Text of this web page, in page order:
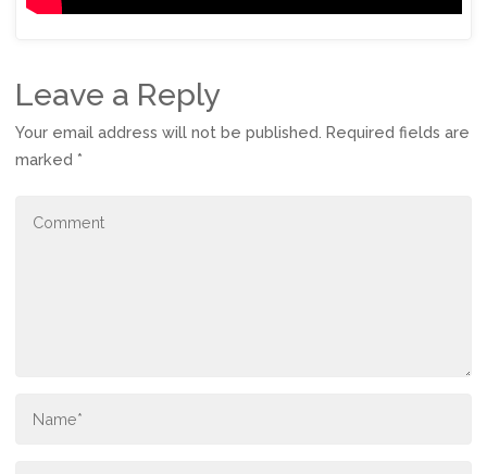
Leave a Reply
Your email address will not be published. Required fields are
marked *